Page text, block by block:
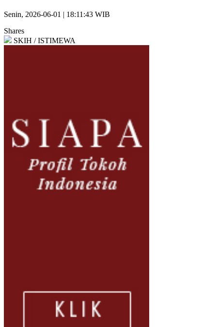
Senin, 2026-06-01 | 18:11:43 WIB
Shares
SKIH / ISTIMEWA